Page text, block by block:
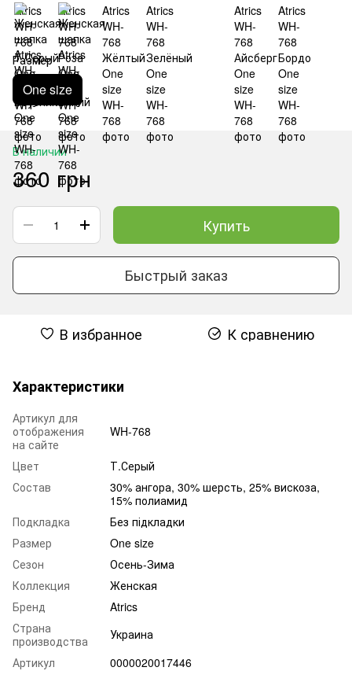
Размер
One size
В наличии
360 грн
Купить
Быстрый заказ
В избранное К сравнению
Характеристики
Артикул для
отображения
на сайте
WH-768
Цвет
Т.Серый
Состав
30% ангора, 30% шерсть, 25% вискоза,
15% полиамид
Подкладка
Без підкладки
Размер
One size
Сезон
Осень-Зима
Коллекция
Женская
Бренд
Atrics
Страна
производства
Украина
Артикул
0000020017446